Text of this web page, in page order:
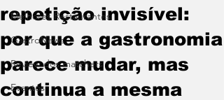
Melhores Restaurantes
⁠GastroNews
Review dos matchers
Eventos
repetição invisível:
por que a gastronomia
parece mudar, mas
continua a mesma